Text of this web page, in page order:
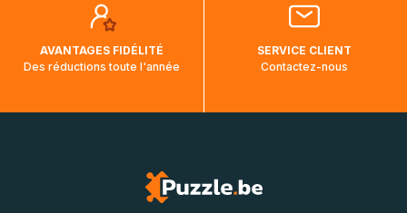
AVANTAGES FIDÉLITÉ
Des réductions toute l'année
SERVICE CLIENT
Contactez-nous